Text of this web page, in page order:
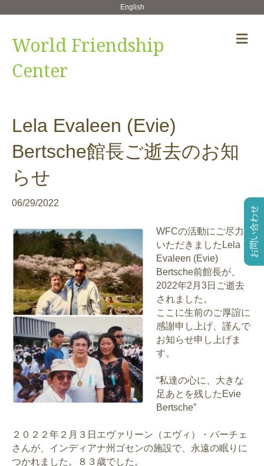
English
World Friendship
Center
メ
ニ
Lela Evaleen (Evie)
Bertsche館長ご逝去のお知
らせ
06/29/2022
WFCの活動にご尽力
いただきましたLela
Evaleen (Evie)
Bertsche前館長が、
2022年2月3日ご逝去
されました。
ここに生前のご厚誼に
感謝申し上げ、謹んで
お知らせ申し上げま
す。
“私達の心に、大きな
足あとを残したEvie
Bertsche”
２０２２年２月３日エヴァリーン（エヴィ）・バーチェ
さんが、インディアナ州ゴセンの施設で、永遠の眠りに
つかれました。８３歳でした。
お問い合わせ